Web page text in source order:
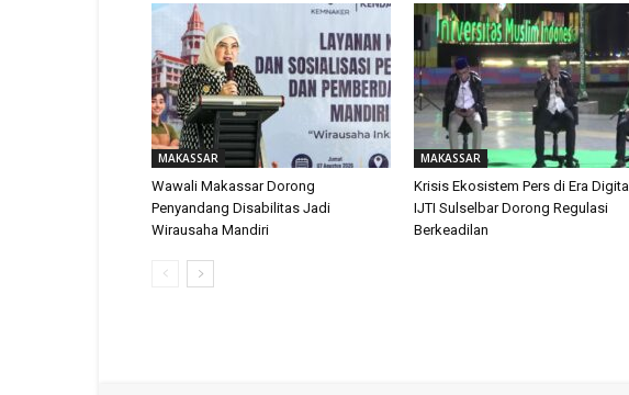
MAKASSAR
Wawali Makassar Dorong
Penyandang Disabilitas Jadi
Wirausaha Mandiri
MAKASSAR
Krisis Ekosistem Pers di Era Digital,
IJTI Sulselbar Dorong Regulasi
Berkeadilan